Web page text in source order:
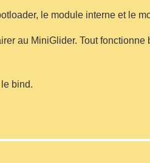
le module interne et le
au MiniGlider. Tout fonctionne
bind.